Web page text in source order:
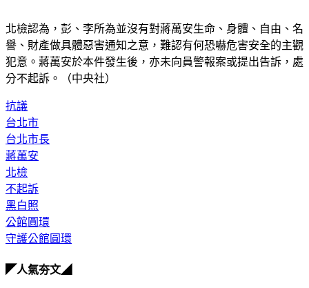
北檢認為，彭、李所為並沒有對蔣萬安生命、身體、自由、名
譽、財產做具體惡害通知之意，難認有何恐嚇危害安全的主觀
犯意。蔣萬安於本件發生後，亦未向員警報案或提出告訴，處
分不起訴。（中央社）
抗議
台北市
台北市長
蔣萬安
北檢
不起訴
黑白照
公館圓環
守護公館圓環
◤人氣夯文◢